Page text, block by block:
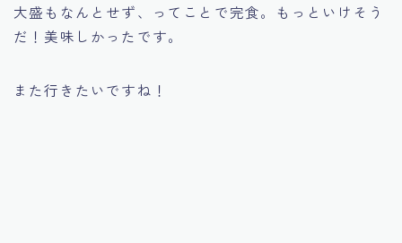
大盛もなんとせず、ってことで完食。もっといけそう
だ！美味しかったです。
また行きたいですね！